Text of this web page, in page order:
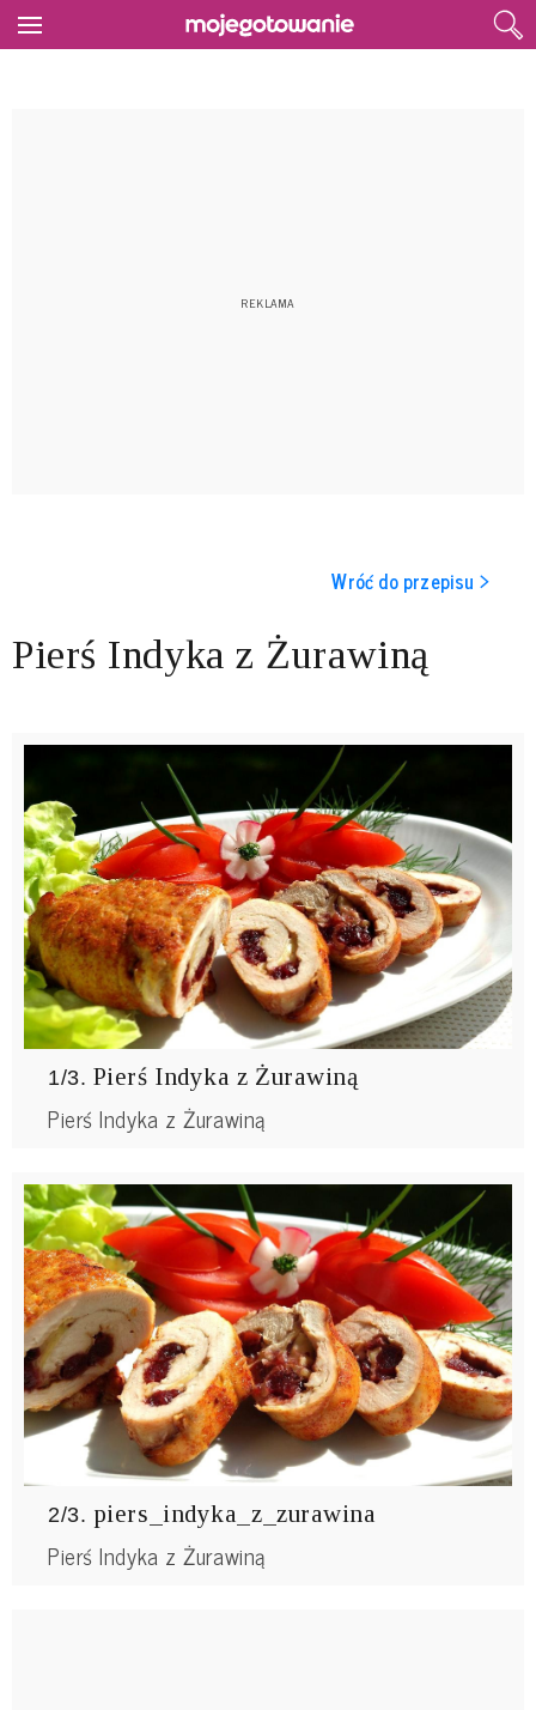
Wróć do przepisu >
Pierś Indyka z Żurawiną
1/3. Pierś Indyka z Żurawiną
Pierś Indyka z Żurawiną
2/3. piers_indyka_z_zurawina
Pierś Indyka z Żurawiną